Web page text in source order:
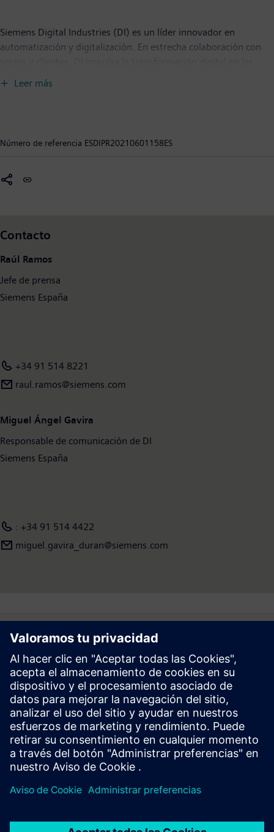
Siemens Digital Industries (DI) es un líder innovador en
automatización y digitalización. En estrecha colaboración con
industrias de procesos y discretas. Con su portfolio de Digital
de DI apoya a los clientes para lograr una mayor productividad y
portfolio para integrar las tecnologías de vanguardia del futuro.
Leer más
Número de referencia ESDIPR20210601158ES
Contacto
Raúl Ramos
Jefe de prensa
Siemens España
+34 91 514 8221
raul.ramos@siemens.com
Miguel Ángel Gavira
Responsable de comunicación de DI
Siemens España
: +34 91 514 4422
miguel.gavira_duran@siemens.com
Follow
Prensa | Empresa | Siemens
© Siemens 1996 – 2026
Información Corporativa
Politica de Privacidad y Cookies